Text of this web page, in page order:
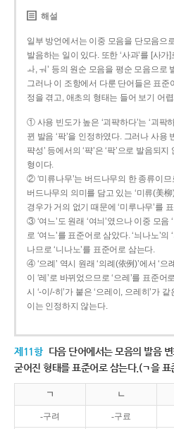
해설
일부 방언에서는 이중 모음을 단모음으
발음하는 일이 있다. 또한 ‘사과’를 [사가
ㅘ, ㅝ’ 등의 원순 모음을 평순 모음으로
그러나 이 조항에서 다룬 단어들은 표
정을 겪고, 애초의 형태는 들어 보기 어
① 사용 빈도가 높은 ‘괴퍅하다’는 ‘괴팍
뀐 발음 ‘팍’을 인정하였다. 그러나 사용
퍅성’ 등에서의 ‘퍅’은 ‘팍’으로 발음되
형이다.
② ‘미류나무’는 버드나무의 한 종류이므
버드나무의 의미를 담고 있는 ‘미류(美柳
경우가 거의 없기 때문에 ‘미루나무’를
③ ‘여느’도 원래 ‘여늬’였으나 이중 모음
로 ‘여느’를 표준어로 삼았다. ‘늬나노’의
나므로 ‘니나노’를 표준어로 삼는다.
④ ‘으례’ 역시 원래 ‘의례(依例)’에서 ‘으
이 ‘레’로 바뀌었으므로 ‘으레’를 표준어
시 ‘-이/-히’가 붙은 ‘으레이, 으레히’가
이는 인정하지 않는다.
제11항 다음 단어에서는 모음의 발음
굳어진 형태를 표준어로 삼는다.(ㄱ을
ㄱ ㄴ
-구려 -구료